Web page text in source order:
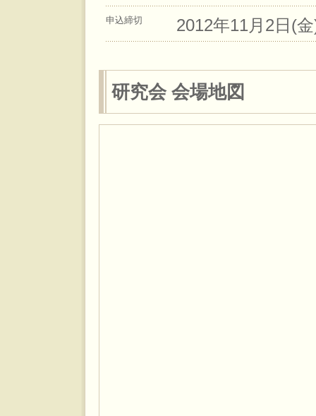
申込締切 2012年11月2日(
研究会 会場地図